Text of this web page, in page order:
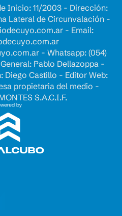
Inicio: 11/2003 - Dirección:
Lateral de Circunvalación -
- Email:
- Whatsapp: (054)
Pablo Dellazoppa -
Diego Castillo - Editor Web:
propietaria del medio -
S.A.C.I.F.